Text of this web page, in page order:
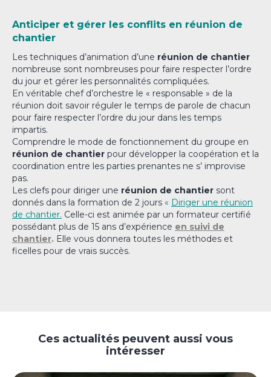
Anticiper et gérer les conflits en réunion de
chantier
Les techniques d’animation d’une réunion de chantier
nombreuse sont nombreuses pour faire respecter l’ordre
du jour et gérer les personnalités compliquées.
En véritable chef d’orchestre le « responsable » de la
réunion doit savoir réguler le temps de parole de chacun
pour faire respecter l’ordre du jour dans les temps
impartis.
Comprendre le mode de fonctionnement du groupe en
réunion de chantier pour développer la coopération et la
coordination entre les parties prenantes ne s’ improvise
pas.
Les clefs pour diriger une réunion de chantier sont
donnés dans la formation de 2 jours « Diriger une réunion
de chantier. Celle-ci est animée par un formateur certifié
possédant plus de 15 ans d’expérience en suivi de
chantier. Elle vous donnera toutes les méthodes et
ficelles pour de vrais succès.
Ces actualités peuvent aussi vous
intéresser